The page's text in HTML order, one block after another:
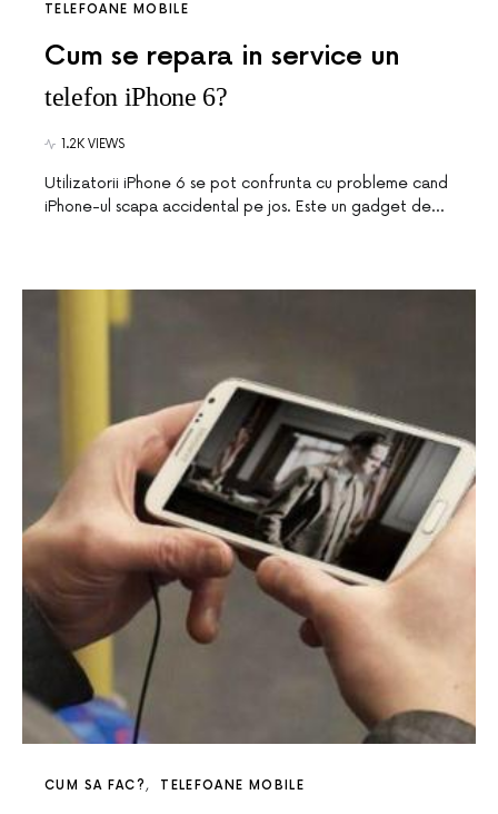
TELEFOANE MOBILE
Cum se repara in service un
telefon iPhone 6?
1.2K VIEWS
Utilizatorii iPhone 6 se pot confrunta cu probleme cand
iPhone-ul scapa accidental pe jos. Este un gadget de…
CUM SA FAC? TELEFOANE MOBILE